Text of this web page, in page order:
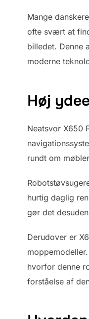
Mange
ofte svært at
billedet. Denne
moderne
Høj
Neatsvor X650
rundt om
hurtig daglig
gør det
Derudover er
hvorfor denne
forståelse af